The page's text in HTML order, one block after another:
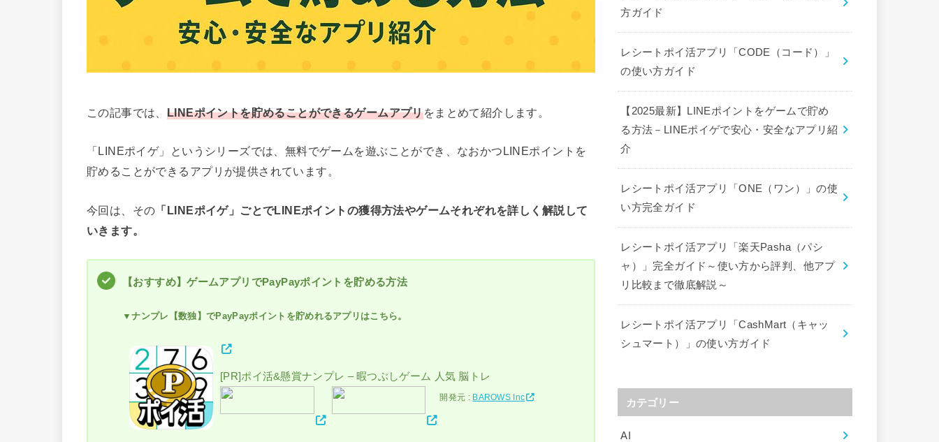
この記事では、 LINEポイントを貯めることができるゲームアプリをまとめて紹介します。
「LINEポイゲ」というシリーズでは、無料でゲームを遊ぶことができ、なおかつLINEポイントを
貯めることができるアプリが提供されています。
今回は、その 「LINEポイゲ」ごとでLINEポイントの獲得方法やゲームそれぞれを詳しく解説して
いきます。
【おすすめ】ゲームアプリでPayPayポイントを貯める方法
▼ナンプレ【数独】でPayPayポイントを貯めれるアプリはこちら。
[PR]ポイ活&懸賞ナンプレ – 暇つぶしゲーム 人気 脳トレ
開発元 : BAROWS Inc
方ガイド
レシートポイ活アプリ「CODE（コード）」
の使い方ガイド
【2025最新】LINEポイントをゲームで貯め
る方法－LINEポイゲで安心・安全なアプリ紹
介
レシートポイ活アプリ「ONE（ワン）」の使
い方完全ガイド
レシートポイ活アプリ「楽天Pasha（パシ
ャ）」完全ガイド～使い方から評判、他アプ
リ比較まで徹底解説～
レシートポイ活アプリ「CashMart（キャッ
シュマート）」の使い方ガイド
カテゴリー
AI